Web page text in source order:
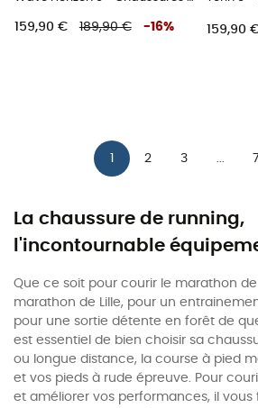
159,90 € 189,90 € -16% 159,90
2 3 7
La chaussure de running,
l'incontournable
Que ce soit pour courir le marathon de
marathon de Lille, pour un
pour une sortie détente en forêt de
est essentiel de bien choisir sa
ou longue distance, la course à pied
et vos pieds à rude épreuve. Pour
et améliorer vos performances, il vous